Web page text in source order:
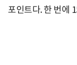
포인트다. 한 번에